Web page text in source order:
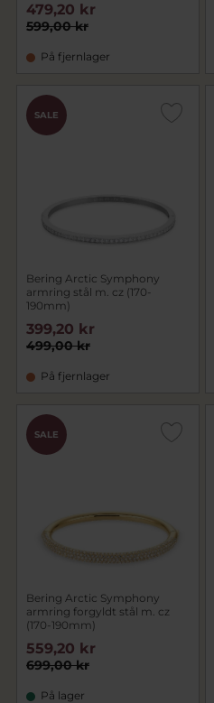
599,00 kr
479,20 kr
På fjernlager
SALE
Bering Arctic Symphony
armring stål m. cz (170-
190mm)
499,00 kr
399,20 kr
På fjernlager
SALE
Bering Arctic Symphony
armring forgyldt stål m. cz
(170-190mm)
699,00 kr
559,20 kr
På lager